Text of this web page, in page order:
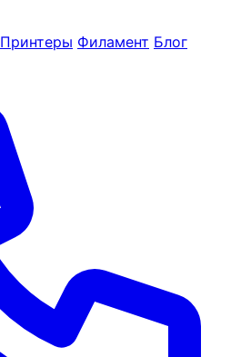
Принтеры Филамент Блог